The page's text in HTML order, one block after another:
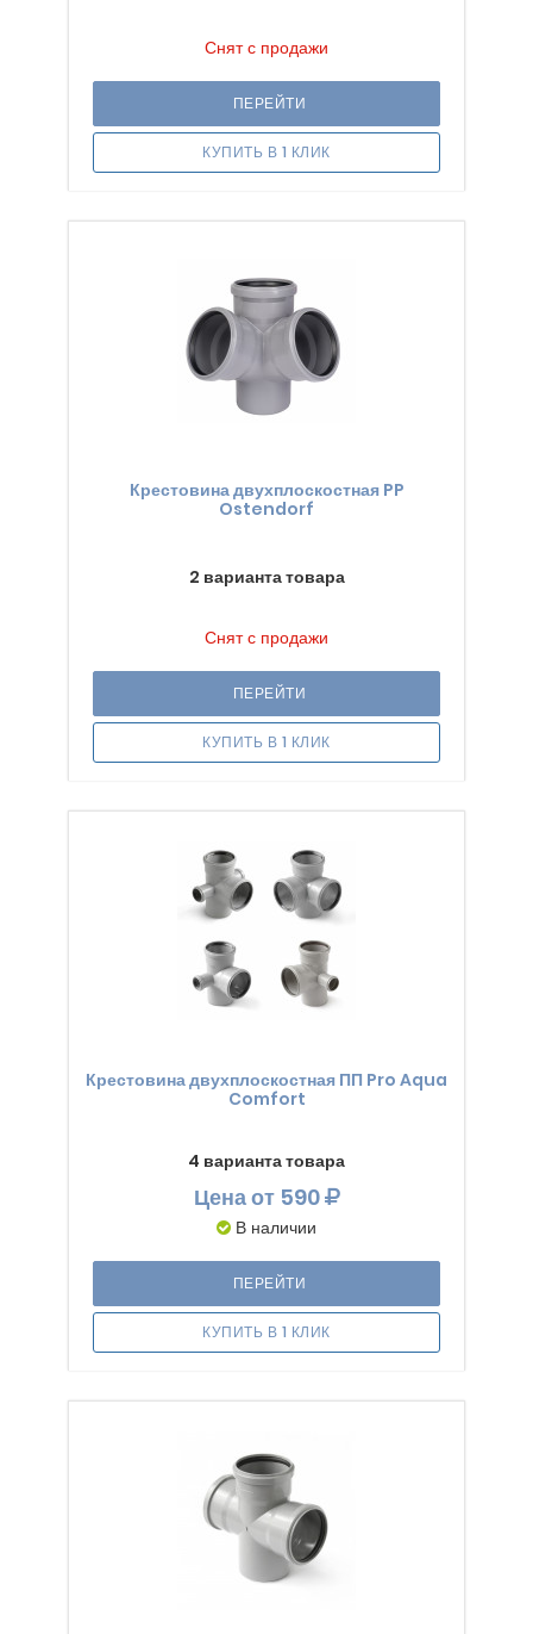
Снят с продажи
ПЕРЕЙТИ
КУПИТЬ В 1 КЛИК
Крестовина двухплоскостная PP
Ostendorf
2 варианта товара
Снят с продажи
ПЕРЕЙТИ
КУПИТЬ В 1 КЛИК
Крестовина двухплоскостная ПП Pro Aqua
Comfort
4 варианта товара
Ценаот 590
В наличии
ПЕРЕЙТИ
КУПИТЬ В 1 КЛИК